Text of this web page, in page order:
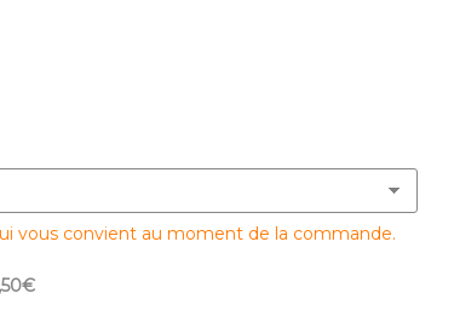
vous convient au moment de la commande.